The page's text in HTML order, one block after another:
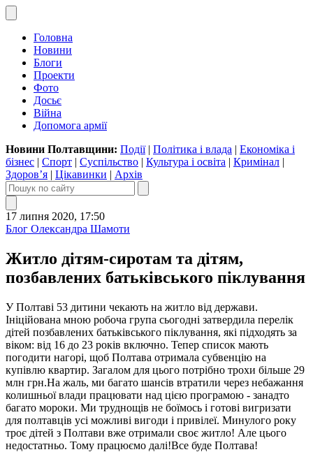
Головна
Новини
Блоги
Проекти
Фото
Досьє
Війна
Допомога армії
Новини Полтавщини: Події| Політика і влада | Економіка і
бізнес | Спорт | Суспільство | Культура і освіта | Кримінал |
Здоров’я | Цікавинки | Архів
17 липня 2020, 17:50
Блог Олександра Шамоти
Житло дітям-сиротам та дітям,
позбавлених батьківського піклування
У Полтаві 53 дитини чекають на житло від держави.
Ініційована мною робоча група сьогодні затвердила перелік
дітей позбавлених батьківського піклування, які підходять за
віком: від 16 до 23 років включно. Тепер список мають
погодити нагорі, щоб Полтава отримала субвенцію на
купівлю квартир. Загалом для цього потрібно трохи більше 29
млн грн.На жаль, ми багато шансів втратили через небажання
колишньої влади працювати над цією програмою - занадто
багато мороки. Ми труднощів не боїмось і готові вигризати
для полтавців усі можливі вигоди і привілеї. Минулого року
троє дітей з Полтави вже отримали своє житло! Але цього
недостатньо. Тому працюємо далі!Все буде Полтава!